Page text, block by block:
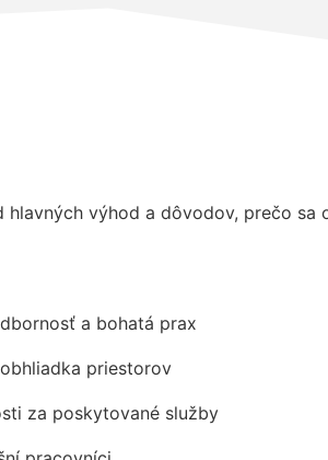
výhod a dôvodov, prečo sa
a bohatá prax
priestorov
za poskytované služby